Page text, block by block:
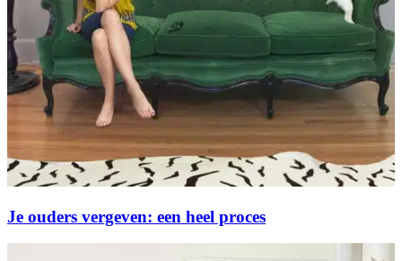
Je ouders vergeven: een heel proces